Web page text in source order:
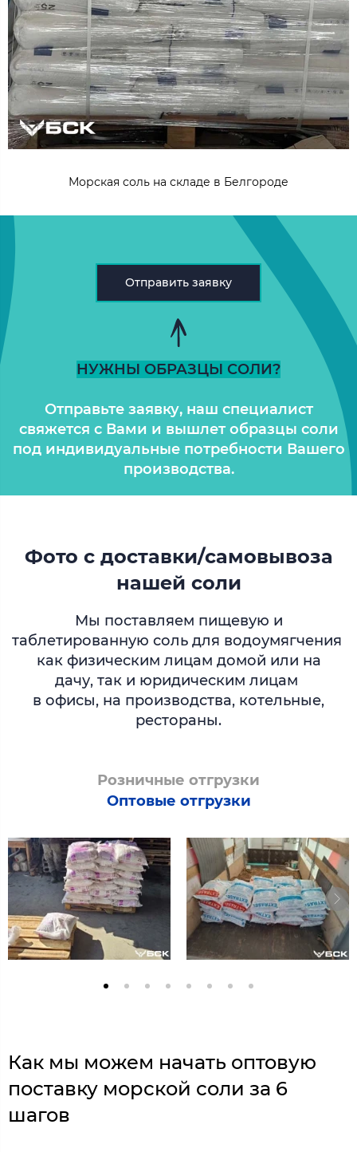
Морская соль на складе в Белгороде
Отправить заявку
НУЖНЫ ОБРАЗЦЫ СОЛИ?
Отправьте заявку, наш специалист
свяжется с Вами и вышлет образцы соли
под индивидуальные потребности Вашего
производства.
Фото с доставки/самовывоза
нашей соли
Мы поставляем пищевую и
таблетированную соль для водоумягчения
как физическим лицам домой или на
дачу, так и юридическим лицам
в офисы, на производства, котельные,
рестораны.
Розничные отгрузки
Оптовые отгрузки
Как мы можем начать оптовую
поставку морской соли за 6
шагов